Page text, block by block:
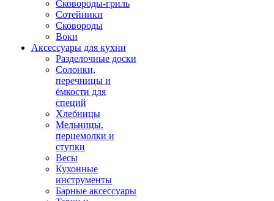
Сковороды-гриль
Сотейники
Сковороды
Воки
Аксессуары для кухни
Разделочные доски
Солонки,
перечницы и
ёмкости для
специй
Хлебницы
Мельницы.
перцемолки и
ступки
Весы
Кухонные
инструменты
Барные аксессуары